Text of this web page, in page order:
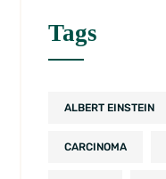
Tags
ALBERT EINSTEIN
CARCINOMA